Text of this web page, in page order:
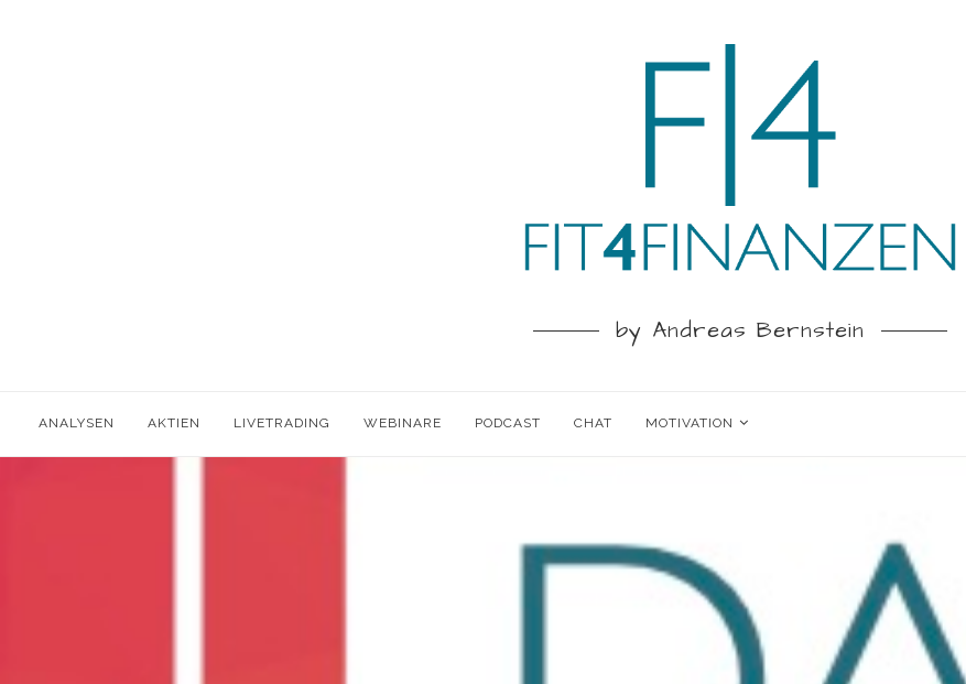
by Andreas Bernstein
ANALYSEN AKTIEN LIVETRADING WEBINARE PODCAST CHAT MOTIVATION